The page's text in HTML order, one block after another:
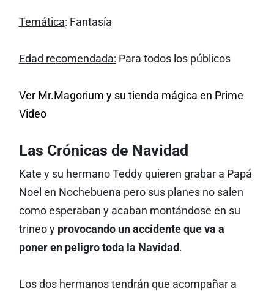
Temática: Fantasía
Edad recomendada: Para todos los públicos
Ver Mr.Magorium y su tienda mágica en Prime
Video
Las Crónicas de Navidad
Kate y su hermano Teddy quieren grabar a Papá
Noel en Nochebuena pero sus planes no salen
como esperaban y acaban montándose en su
trineo y provocando un accidente que va a
poner en peligro toda la Navidad .
Los dos hermanos tendrán que acompañar a